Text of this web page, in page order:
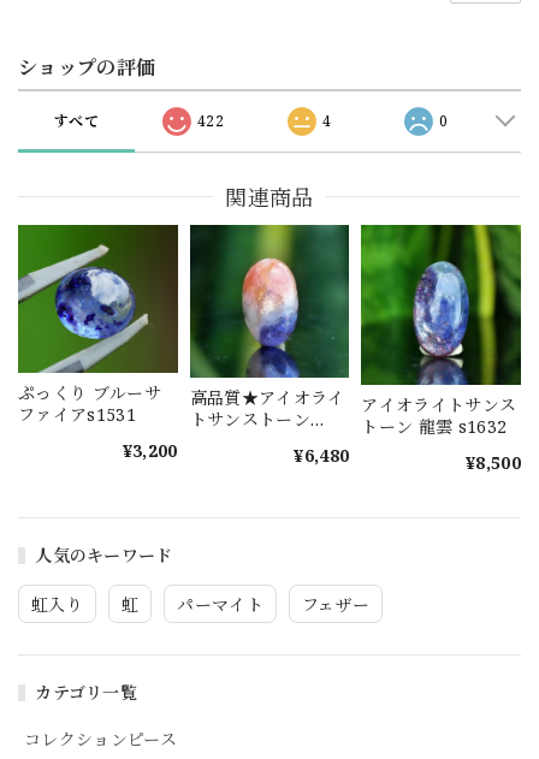
人気のキーワード
虹入り 虹 パーマイト フェザー
カテゴリ一覧
コレクションピース
ショップの評価
すべて 422 4 0
関連商品
ぷっくり ブルーサ
ファイアs1531
¥3,200
高品質★アイオライ
トサンストーン
¥6,480
アイオライトサンス
トーン 龍雲 s1632
¥8,500